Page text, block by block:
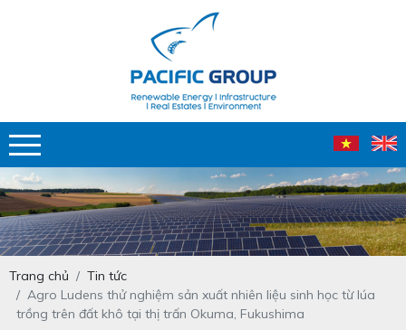
Trang chủ
Tin tức
Agro Ludens thử nghiệm sản xuất nhiên liệu sinh học từ lúa
trồng trên đất khô tại thị trấn Okuma, Fukushima